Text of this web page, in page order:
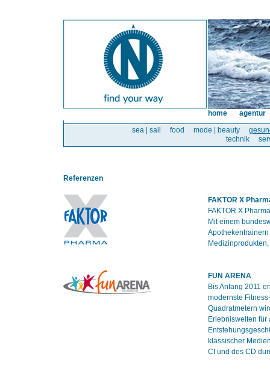
sea | sail food mode | beauty
technik
home agentur
Referenzen
FAKTOR X
FAKTOR X
Mit einem
Apothekentrainern
FUN ARENA
Bis Anfang 2011
modernste
Quadratmetern
Erlebniswelten für
klassischer
CI und des CD